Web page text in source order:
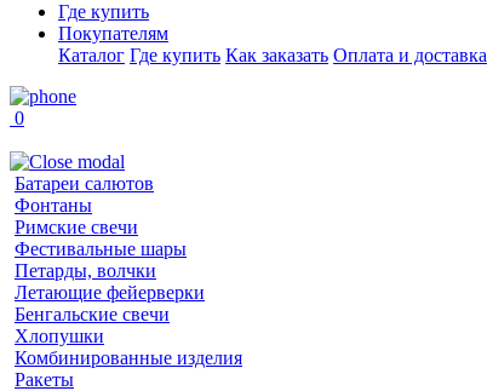
Где купить
Покупателям
Каталог Где купить Как заказать Оплата и доставка
0
Батареи салютов
Фонтаны
Римские свечи
Фестивальные шары
Петарды, волчки
Летающие фейерверки
Бенгальские свечи
Хлопушки
Комбинированные изделия
Ракеты